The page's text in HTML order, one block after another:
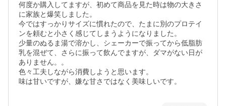
何度か購入してますが、初めて商品を見た時は物の大きさ
に家族と爆笑しました。
今ではすっかりサイズに慣れたので、たまに別のプロテイ
ンを頼むと小さく感じてしまうようになりました。
少量のぬるま湯で溶かし、シェーカーで振ってから低脂肪
乳を混ぜて、さらに振って飲んでますが、ダマがない日が
ありません。。
色々工夫しながら消費しようと思います。
味は甘いですが、嫌な甘さではなく美味しいです。